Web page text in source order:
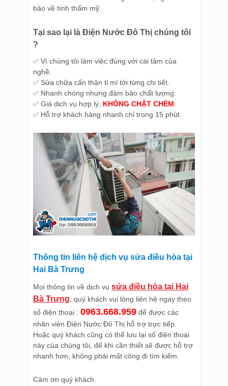
bảo về tính thẩm mỹ.
Tại sao lại là Điện Nước Đô Thị chúng tôi
?
✅ Vì chúng tôi làm việc đúng với cái tâm của
nghề.
✅ Sửa chữa cẩn thận tỉ mỉ tới từng chi tiết.
✅ Nhanh chóng nhưng đảm bảo chất lượng.
✅ Giá dịch vụ hợp lý, KHÔNG CHẶT CHÉM
✅ Hỗ trợ khách hàng nhanh chỉ trong 15 phút.
Thông tin liên hệ dịch vụ sửa điều hòa tại
Hai Bà Trưng
Mọi thông tin về dịch vụ sửa điều hòa tại Hai
Bà Trưng , quý khách vui lòng liên hệ ngay theo
số điện thoại : 0963.668.959 để được các
nhân viên Điện Nước Đô Thị hỗ trợ trực tiếp.
Hoặc quý khách cũng có thể lưu lại số điện thoại
này của chúng tôi, để khi cần thiết sẽ được hỗ trợ
nhanh hơn, không phải mất công đi tìm kiếm.
Cảm ơn quý khách.